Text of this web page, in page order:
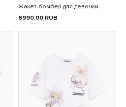
Жакет-бомбер для девочки
6990.00 RUB